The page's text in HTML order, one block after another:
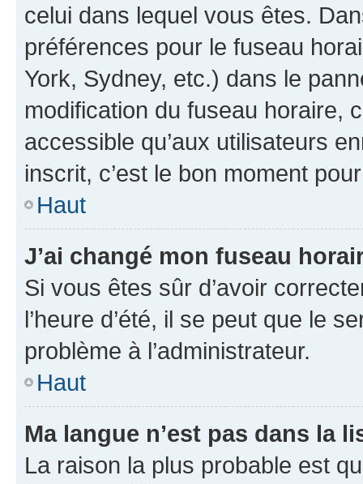
celui dans lequel vous êtes.
préférences pour le fuseau
York, Sydney, etc.) dans le
modification du fuseau horaire,
accessible qu’aux utilisateurs
inscrit, c’est le bon moment
Haut
J’ai changé mon fuseau
Si vous êtes sûr d’avoir
l’heure d’été, il se peut que le
problème à l’administrateur.
Haut
Ma langue n’est pas dans la
La raison la plus probable est